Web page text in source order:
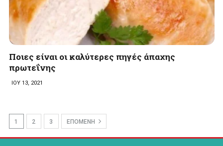
Ποιες είναι οι καλύτερες πηγές άπαχης
πρωτεΐνης
ΙΟΥ 13, 2021
1 2 3 ΕΠΟΜΕΝΗ